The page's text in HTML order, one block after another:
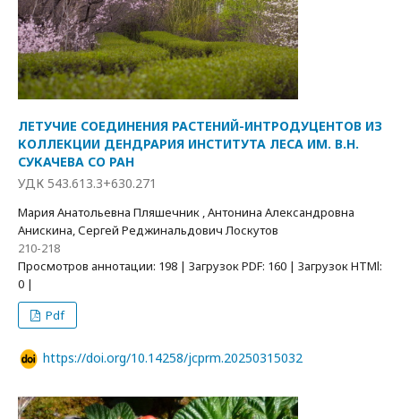
ЛЕТУЧИЕ СОЕДИНЕНИЯ РАСТЕНИЙ-ИНТРОДУЦЕНТОВ ИЗ
КОЛЛЕКЦИИ ДЕНДРАРИЯ ИНСТИТУТА ЛЕСА ИМ. В.Н.
СУКАЧЕВА СО РАН
УДК 543.613.3+630.271
Мария Анатольевна Пляшечник , Антонина Александровна
Анискина, Сергей Реджинальдович Лоскутов
210-218
Просмотров аннотации: 198 | Загрузок PDF: 160 | Загрузок HTMl:
0 |
Pdf
https://doi.org/10.14258/jcprm.20250315032